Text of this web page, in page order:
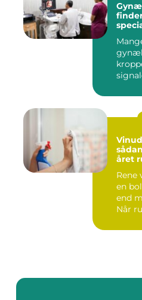
året
Rene
en
end
Når